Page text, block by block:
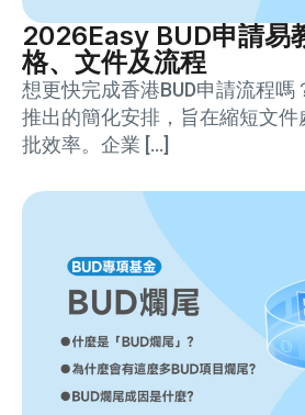
2026Easy BUD申請易
格、文件及流程
想更快完成香港BUD申請流程嗎
推出的簡化安排，旨在縮短文
批效率。企業 […]